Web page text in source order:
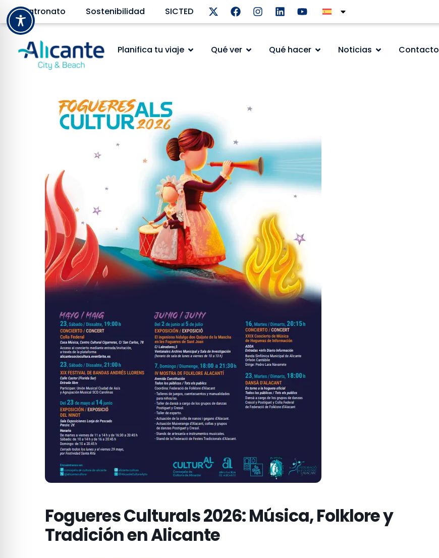
Patronato Sostenibilidad SICTED
Planifica tu viaje Qué ver Qué hacer Noticias Contacto
Fogueres Culturals 2026: Música, Folklore y
Tradición en Alicante